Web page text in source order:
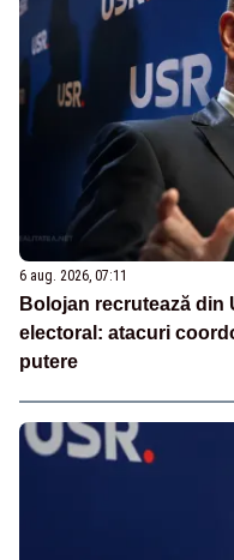
6 aug. 2026, 07:11
Bolojan recrutează din
electoral: atacuri
putere